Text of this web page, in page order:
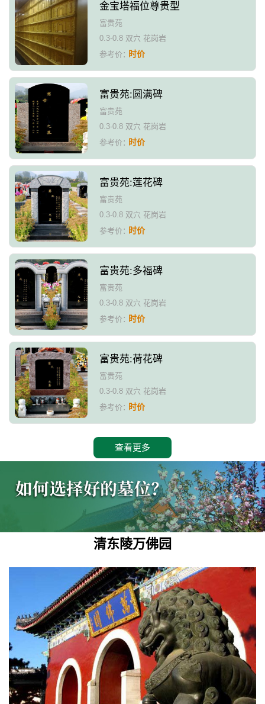
金宝塔福位尊贵型
富贵苑
0.3-0.8 双穴 花岗岩
参考价：时价
富贵苑:圆满碑
富贵苑
0.3-0.8 双穴 花岗岩
参考价：时价
富贵苑:莲花碑
富贵苑
0.3-0.8 双穴 花岗岩
参考价：时价
富贵苑:多福碑
富贵苑
0.3-0.8 双穴 花岗岩
参考价：时价
富贵苑:荷花碑
富贵苑
0.3-0.8 双穴 花岗岩
参考价：时价
查看更多
清东陵万佛园